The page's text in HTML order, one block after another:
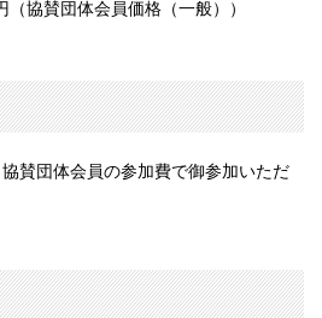
協賛団体会員価格（一般））
賛団体会員の参加費で御参加いただ